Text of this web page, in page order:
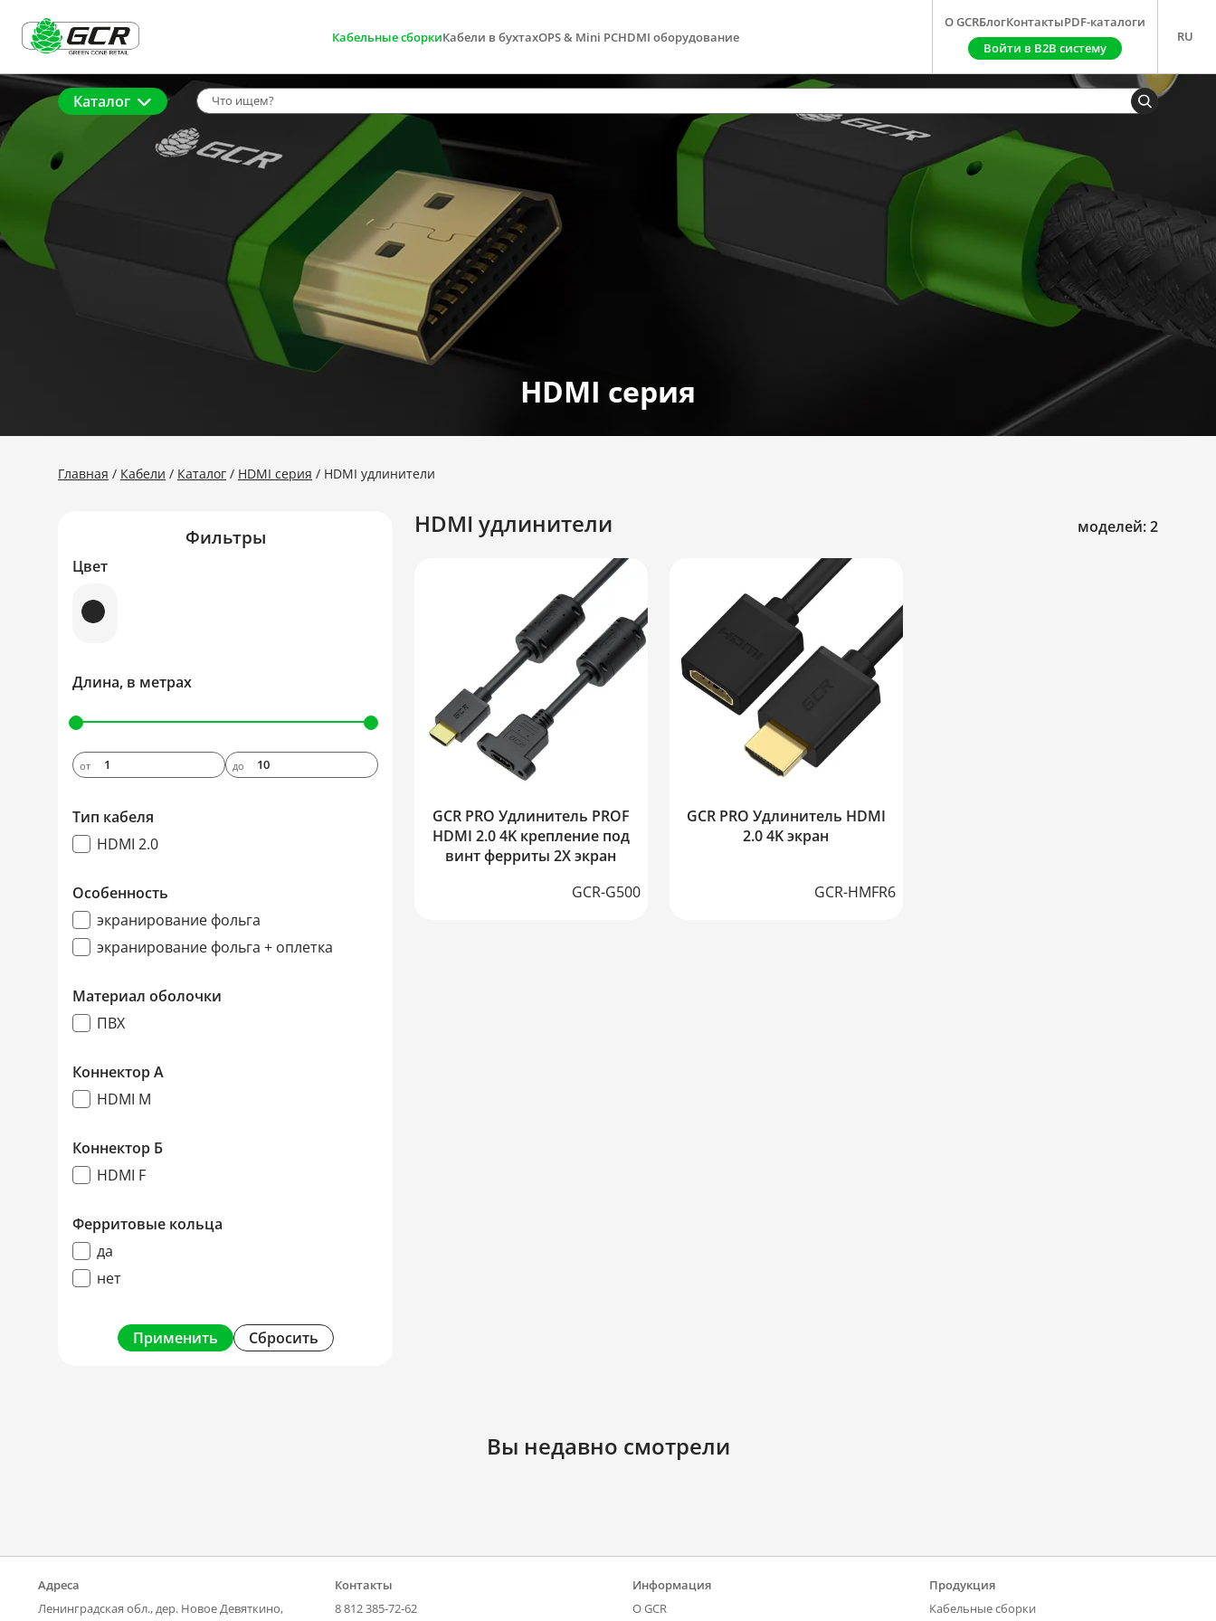
Кабельные сборкиКабели в бухтахOPS & Mini PCHDMI оборудование
О GCRБлогКонтактыPDF-каталоги
Войти в B2B систему
RU
Каталог
HDMI серия
Главная Кабели Каталог HDMI серия HDMI удлинители
Фильтры
Цвет
Длина, в метрах
от до
Тип кабеля
HDMI 2.0
Особенность
экранирование фольга
экранирование фольга + оплетка
Материал оболочки
ПВХ
Коннектор А
HDMI M
Коннектор Б
HDMI F
Ферритовые кольца
да
нет
Применить Сбросить
HDMI удлинители моделей: 2
GCR PRO Удлинитель PROF
HDMI 2.0 4K крепление под
винт ферриты 2Х экран
GCR-G500
GCR PRO Удлинитель HDMI
2.0 4K экран
GCR-HMFR6
Вы недавно смотрели
Адреса
Ленинградская обл., дер. Новое Девяткино,
Контакты
8 812 385-72-62
Информация
О GCR
Продукция
Кабельные сборки